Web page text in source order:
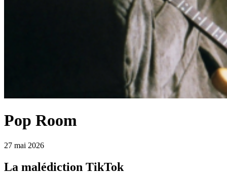
Pop Room
27 mai 2026
La malédiction TikTok